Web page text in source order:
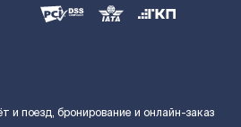
поезд, бронирование и онлайн-заказ